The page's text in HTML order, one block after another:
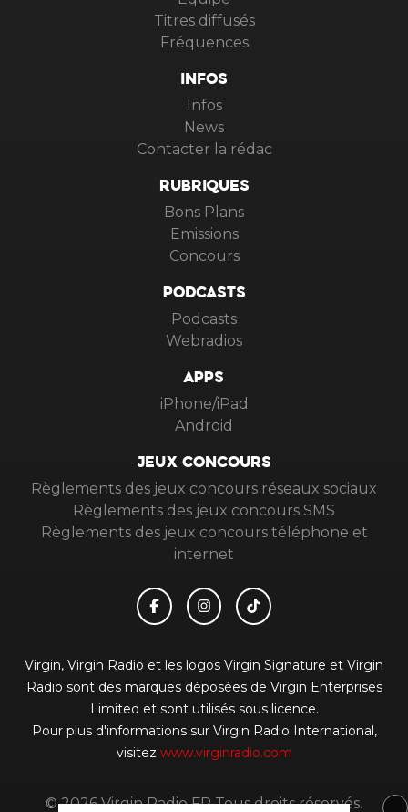
Titres diffusés
Fréquences
INFOS
Infos
News
Contacter la rédac
RUBRIQUES
Bons Plans
Emissions
Concours
PODCASTS
Podcasts
Webradios
APPS
iPhone/iPad
Android
JEUX CONCOURS
Règlements des jeux concours réseaux sociaux
Règlements des jeux concours SMS
Règlements des jeux concours téléphone et
internet
Virgin, Virgin Radio et les logos Virgin Signature et Virgin
Radio sont des marques déposées de Virgin Enterprises
Limited et sont utilisés sous licence.
Pour plus d'informations sur Virgin Radio International,
visitez www.virginradio.com
© 2026 Virgin Radio FR Tous droits réservés.